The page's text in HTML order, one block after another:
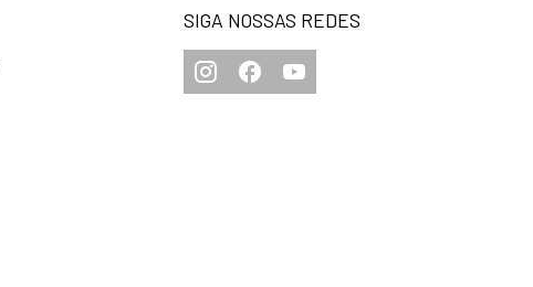
SIGA NOSSAS REDES